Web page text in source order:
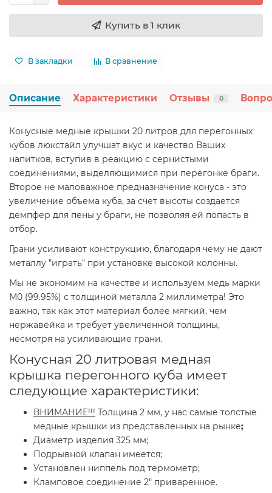
Купить в 1 клик
В закладки В сравнение
Описание Характеристики Отзывы 0
Конусные медные крышки 20 литров для перегонных
кубов люкстайл улучшат вкус и качество Ваших
напитков, вступив в реакцию с сернистыми
соединениями, выделяющимися при перегонке браги.
Второе не маловажное предназначение конуса - это
увеличение объема куба, за счет высоты создается
демпфер для пены у браги, не позволяя ей попасть в
отбор.
Грани усиливают конструкцию, благодаря чему не дают
металлу "играть" при установке высокой колонны.
Мы не экономим на качестве и используем медь марки
М0 (99.95%) с толщиной металла 2 миллиметра! Это
важно, так как этот материал более мягкий, чем
нержавейка и требует увеличенной толщины,
несмотря на усиливающие грани.
Конусная 20 литровая медная
крышка перегонного куба имеет
следующие характеристики:
ВНИМАНИЕ!!! Толщина 2 мм, у нас самые толстые
медные крышки из представленных на рынке;
Диаметр изделия 325 мм;
Подрывной клапан имеется;
Установлен ниппель под термометр;
Кламповое соединение 2" приваренное.